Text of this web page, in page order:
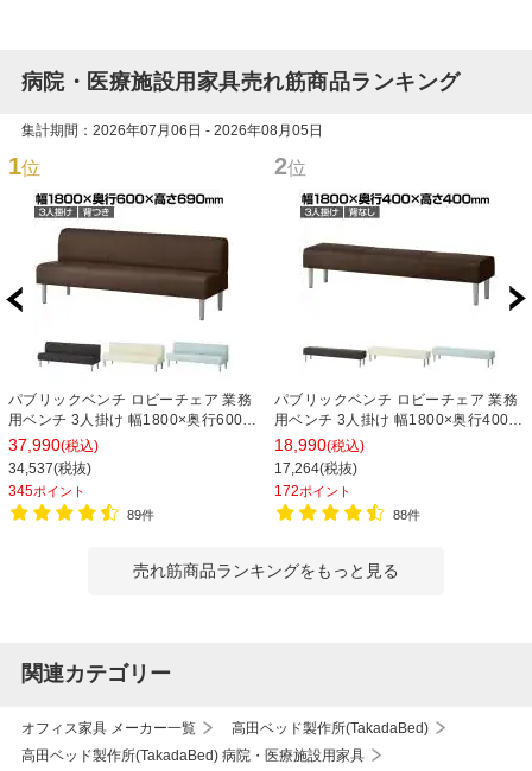
病院・医療施設用家具売れ筋商品ランキング
集計期間：2026年07月06日 - 2026年08月05日
1位
パブリックベンチ ロビーチェア 業務
用ベンチ 3人掛け 幅1800×奥行600×
高さ690×座高400mm 背つき レザー
37,990(税込)
34,537(税抜)
345ポイント
89件
2位
パブリックベンチ ロビーチェア 業務
用ベンチ 3人掛け 幅1800×奥行400×
高さ400×座高400mm 背なし レザー
18,990(税込)
17,264(税抜)
172ポイント
88件
売れ筋商品ランキングをもっと見る
関連カテゴリー
オフィス家具 メーカー一覧
高田ベッド製作所(TakadaBed)
高田ベッド製作所(TakadaBed) 病院・医療施設用家具